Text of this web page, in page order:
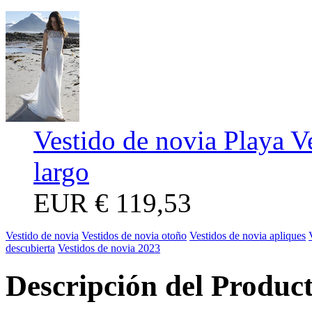
Vestido de novia Playa
largo
EUR € 119,53
Vestido de novia Vestidos de novia otoño Vestidos de novia apliques
descubierta Vestidos de novia 2023
Descripción del